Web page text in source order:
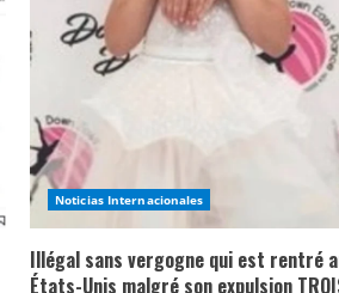
Noticias Internacionales
Illégal sans vergogne qui est rentré
États-Unis malgré son expulsion